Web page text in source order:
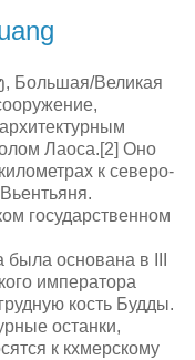
, Большая/Великая
Лаоса.[2] Оно
к северо-
государственном
основана в III
императора
кость Будды.
останки,
к кхмерскому